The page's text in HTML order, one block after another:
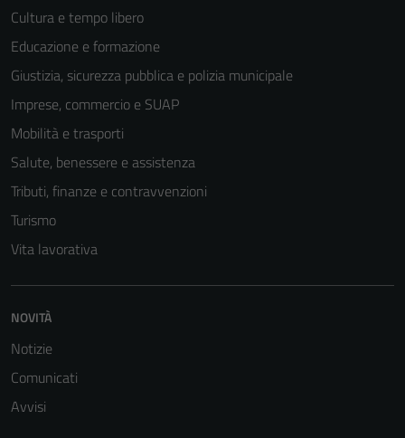
Cultura e tempo libero
Educazione e formazione
Giustizia, sicurezza pubblica e polizia municipale
Imprese, commercio e SUAP
Mobilità e trasporti
Salute, benessere e assistenza
Tributi, finanze e contravvenzioni
Turismo
Vita lavorativa
NOVITÀ
Notizie
Comunicati
Avvisi